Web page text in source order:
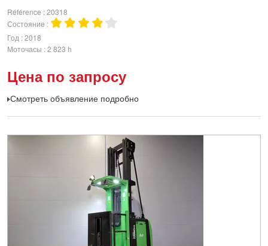
Référence 20318
Состояние
Год 2018
Моточасы 2 823 h
Цена по запросу
Смотреть объявление подробно